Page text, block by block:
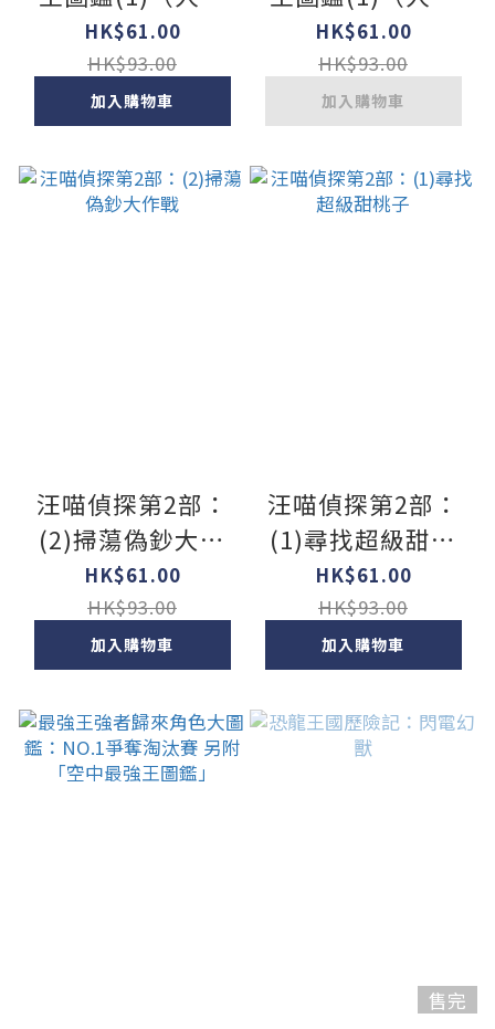
滅亡後的王者之
爭，展開全新的對
戰劇情！）
HK$61.00
HK$93.00
加入購物車
與昆蟲合力戰鬥，
展開全新的對戰劇
情！）
HK$61.00
HK$93.00
加入購物車
汪喵偵探第2部：
(2)掃蕩偽鈔大作
戰
HK$61.00
HK$93.00
加入購物車
汪喵偵探第2部：
(1)尋找超級甜桃
子
HK$61.00
HK$93.00
加入購物車
售完